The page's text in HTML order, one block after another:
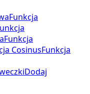
Funkcja
Funkcja
CosinusFunkcja
Dodaj